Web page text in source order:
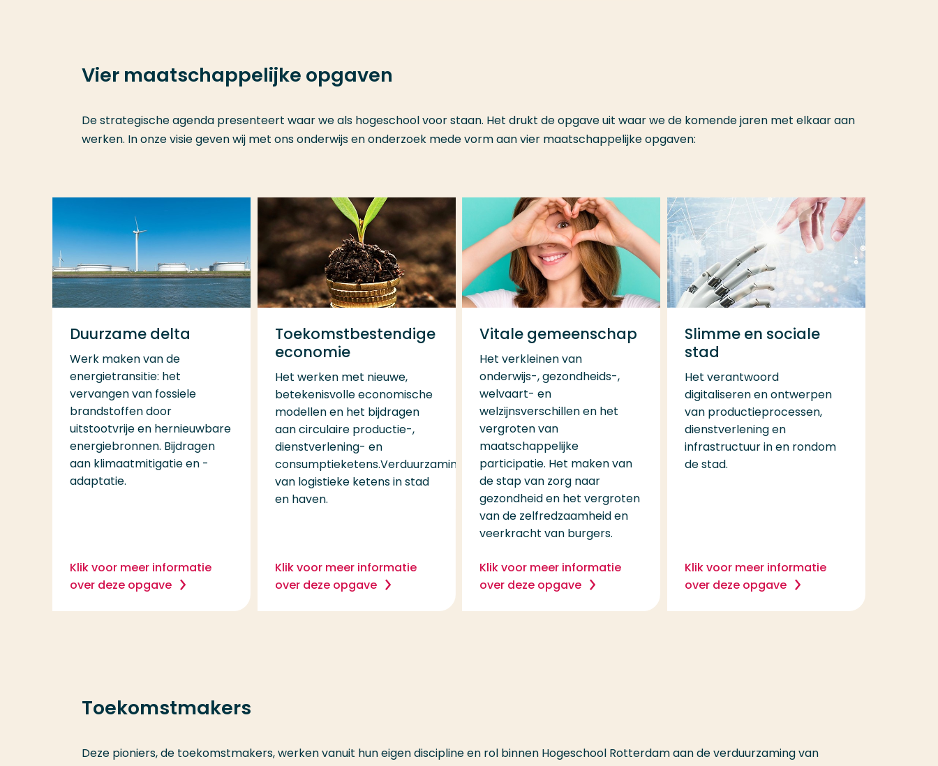
Vier maatschappelijke opgaven
De strategische agenda presenteert waar we als hogeschool voor staan. Het drukt de opgave uit waar we de komende jaren met elkaar aan
werken. In onze visie geven wij met ons onderwijs en onderzoek mede vorm aan vier maatschappelijke opgaven:
Duurzame delta
Werk maken van de
energietransitie: het
vervangen van fossiele
brandstoffen door
uitstootvrije en hernieuwbare
energiebronnen. Bijdragen
aan klimaatmitigatie en -
adaptatie.
Klik voor meer informatie
over deze opgave
Toekomstbestendige
economie
Het werken met nieuwe,
betekenisvolle economische
modellen en het bijdragen
aan circulaire productie-,
dienstverlening- en
consumptieketens.Verduurzaming
van logistieke ketens in stad
en haven.
Klik voor meer informatie
over deze opgave
Vitale gemeenschap
Het verkleinen van
onderwijs-, gezondheids-,
welvaart- en
welzijnsverschillen en het
vergroten van
maatschappelijke
participatie. Het maken van
de stap van zorg naar
gezondheid en het vergroten
van de zelfredzaamheid en
veerkracht van burgers.
Klik voor meer informatie
over deze opgave
Slimme en sociale
stad
Het verantwoord
digitaliseren en ontwerpen
van productieprocessen,
dienstverlening en
infrastructuur in en rondom
de stad.
Klik voor meer informatie
over deze opgave
Toekomstmakers
Deze pioniers, de toekomstmakers, werken vanuit hun eigen discipline en rol binnen Hogeschool Rotterdam aan de verduurzaming van